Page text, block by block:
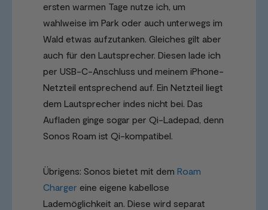
ersten warmen Tage nutze ich, um
wahlweise im Park oder auch unterwegs im
Wald etwas aufzutanken. Gleiches gilt aber
auch für den Lautsprecher. Diesen lade ich
per USB-C-Anschluss und meinem iPhone-
Netzteil entsprechend auf. Ein Netzteil liegt
dem Lautsprecher indes nicht bei. Das
Aufladen ginge sogar per Qi-Ladepad, denn
Sonos Roam ist Qi-kompatibel.
Übrigens: Sonos bietet mit dem Roam
Charger eine eigene kabellose
Lademöglichkeit an. Diese wird separat